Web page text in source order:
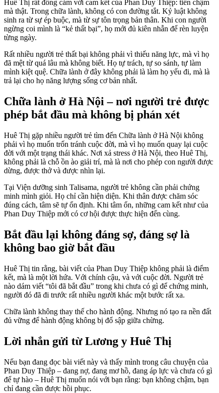
Huê Thị rất đồng cảm với cam kết của Phan Duy Thiệp: tiến chậm
mà thật. Trong chữa lành, không có con đường tắt. Kỷ luật không
sinh ra từ sự ép buộc, mà từ sự tôn trọng bản thân. Khi con người
ngừng coi mình là “kẻ thất bại”, họ mới đủ kiên nhẫn để rèn luyện
từng ngày.
Rất nhiều người trẻ thất bại không phải vì thiếu năng lực, mà vì họ
đã mệt từ quá lâu mà không biết. Họ tự trách, tự so sánh, tự làm
mình kiệt quệ. Chữa lành ở đây không phải là làm họ yếu đi, mà là
trả lại cho họ năng lượng sống cơ bản nhất.
Chữa lành ở Hà Nội – nơi người trẻ được
phép bắt đầu mà không bị phán xét
Huê Thị gặp nhiều người trẻ tìm đến Chữa lành ở Hà Nội không
phải vì họ muốn trốn tránh cuộc đời, mà vì họ muốn quay lại cuộc
đời với một trạng thái khác. Nơi xả stress ở Hà Nội, theo Huê Thị,
không phải là chỗ ồn ào giải trí, mà là nơi cho phép con người được
dừng, được thở và được nhìn lại.
Tại Viện dưỡng sinh Talisama, người trẻ không cần phải chứng
minh mình giỏi. Họ chỉ cần hiện diện. Khi thân được chăm sóc
đúng cách, tâm sẽ tự ổn định. Khi tâm ổn, những cam kết như của
Phan Duy Thiệp mới có cơ hội được thực hiện đến cùng.
Bắt đầu lại không đáng sợ, đáng sợ là
không bao giờ bắt đầu
Huê Thị tin rằng, bài viết của Phan Duy Thiệp không phải là điểm
kết, mà là một lời hứa. Với chính cậu, và với cuộc đời. Người trẻ
nào dám viết “tôi đã bắt đầu” trong khi chưa có gì để chứng minh,
người đó đã đi trước rất nhiều người khác một bước rất xa.
Chữa lành không thay thế cho hành động. Nhưng nó tạo ra nền đất
đủ vững để hành động không bị đổ sập giữa chừng.
Lời nhắn gửi từ Lương y Huê Thị
Nếu bạn đang đọc bài viết này và thấy mình trong câu chuyện của
Phan Duy Thiệp – đang nợ, đang mơ hồ, đang áp lực và chưa có gì
để tự hào – Huê Thị muốn nói với bạn rằng: bạn không chậm, bạn
chỉ đang cần được hồi phục.